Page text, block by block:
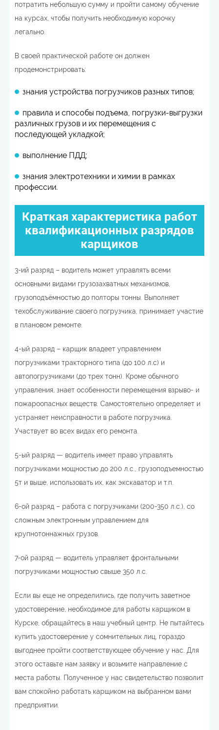
потратить небольшую сумму и пройти самому обучение
на курсах, чтобы получить необходимую корочку
легально.
В своей практической работе он должен
продемонстрировать:
знания устройства погрузчиков разных типов;
правила и способы подъема, погрузки-выгрузки
различных грузов и их перемещения с
последующей укладкой;
выполнение ПДД;
знания электротехники и химии в рамках
профессии.
Краткая характеристика работ
квалификационных разрядов
карщиков
3-ий разряд – водитель может управлять всеми
основными видами грузозахватных механизмов,
грузоподъёмностью до полторы тонны. Выполняет
техобслуживание своего погрузчика, принимает участие
в плановом ремонте.
4-ый разряд – карщик владеет управлением
погрузчиками тракторного типа (до 100 л.с) и
автопогрузчиками (до трех тонн). Кроме обычного
управления, знает особенности перемещения взрыво- и
пожароопасных веществ. Самостоятельно определяет и
устраняет неисправности в работе погрузчика.
Участвует во всех видах его ремонта.
5-ый разряд — водитель имеет право управлять
погрузчиками мощностью до 200 л.с., грузоподъемностью
5т и выше, использовать их, как экскаватор и т.п.
6-ой разряд – работа с погрузчиками (200-350 л.с.), со
сложным электронным управлением для
крупнотоннажных грузов.
7-ой разряд — водитель управляет фронтальными
погрузчиками мощностью свыше 350 л.с.
Если вы еще не определились, где получить заветное
удостоверение, необходимое для работы карщиком в
Курске, обращайтесь в наш учебный центр. Не пытайтесь
купить удостоверение у сомнительных лиц, гораздо
выгоднее пройти соответствующее обучение у нас. Для
этого оставьте нам заявку и возьмите направление с
места работы. Полученное у нас свидетельство позволит
вам спокойно работать карщиком на выбранном вами
предприятии.